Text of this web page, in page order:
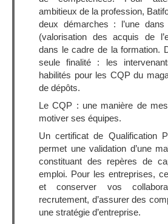
ambitieux de la profession,
deux démarches : l’une
(valorisation des acquis de
dans le cadre de la formation.
seule finalité : les
habilités pour les CQP du
de dépôts.
Le CQP : une manière de
motiver ses équipes.
Un certificat de Qualification
permet une validation d’une
constituant des repères de
emploi. Pour les entreprises,
et conserver vos
recrutement, d’assurer des
une stratégie d’entreprise.